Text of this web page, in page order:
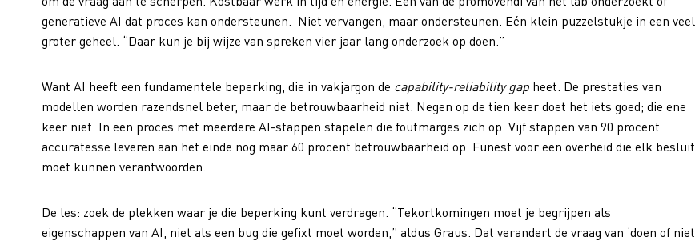
generatieve AI dat proces kan ondersteunen. Niet vervangen, maar ondersteunen. Eén klein puzzelstukje in een veel
groter geheel. “Daar kun je bij wijze van spreken vier jaar lang onderzoek op doen.”
Want AI heeft een fundamentele beperking, die in vakjargon de capability-reliability gap heet. De prestaties van
modellen worden razendsnel beter, maar de betrouwbaarheid niet. Negen op de tien keer doet het iets goed; die ene
keer niet. In een proces met meerdere AI-stappen stapelen die foutmarges zich op. Vijf stappen van 90 procent
accuratesse leveren aan het einde nog maar 60 procent betrouwbaarheid op. Funest voor een overheid die elk besluit
moet kunnen verantwoorden.
De les: zoek de plekken waar je die beperking kunt verdragen. “Tekortkomingen moet je begrijpen als
eigenschappen van AI, niet als een bug die gefixt moet worden,” aldus Graus. Dat verandert de vraag van ‘doen of niet